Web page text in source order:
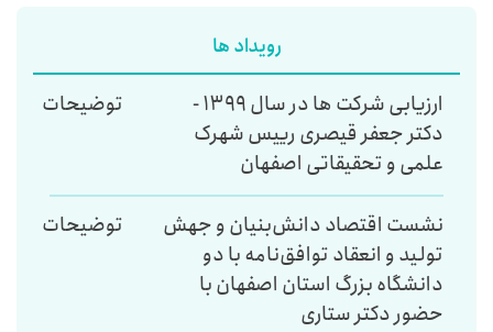
رویداد ها
ارزیابی شرکت ها در سال ۱۳۹۹ -
دکتر جعفر قیصری رییس شهرک
علمی و تحقیقاتی اصفهان
توضیحات
نشست اقتصاد دانش‌بنیان و جهش
تولید و انعقاد توافق‌نامه با دو
دانشگاه بزرگ استان اصفهان با
حضور دکتر ستاری
توضیحات